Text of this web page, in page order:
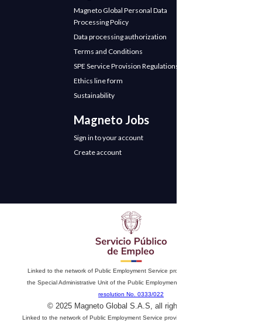
Magneto Global Personal Data
Processing Policy
Data processing authorization
Terms and Conditions
SPE Service Provision Regulations
Ethics line form
Sustainability
Magneto Jobs
Sign in to your account
Create account
Linked to the network of Public Employment Service providers. Authorized by
the Special Administrative Unit of the Public Employment Service according to
resolution No. 0333/022
© 2025 Magneto Global S.A.S, all rights reserved
Linked to the network of Public Employment Service providers. Authorized by the